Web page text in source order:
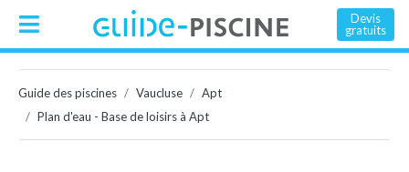
Devis
gratuits
Guide des piscines Vaucluse
Apt
Plan d'eau - Base de loisirs à Apt